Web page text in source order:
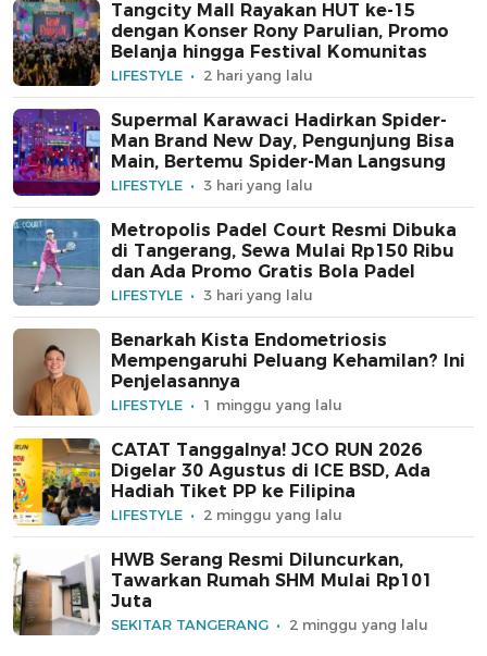
Tangcity Mall Rayakan HUT ke-15
dengan Konser Rony Parulian, Promo
Belanja hingga Festival Komunitas
LIFESTYLE 2 hari yang lalu
Supermal Karawaci Hadirkan Spider-
Man Brand New Day, Pengunjung Bisa
Main, Bertemu Spider-Man Langsung
LIFESTYLE 3 hari yang lalu
Metropolis Padel Court Resmi Dibuka
di Tangerang, Sewa Mulai Rp150 Ribu
dan Ada Promo Gratis Bola Padel
LIFESTYLE 3 hari yang lalu
Benarkah Kista Endometriosis
Mempengaruhi Peluang Kehamilan? Ini
Penjelasannya
LIFESTYLE 1 minggu yang lalu
CATAT Tanggalnya! JCO RUN 2026
Digelar 30 Agustus di ICE BSD, Ada
Hadiah Tiket PP ke Filipina
LIFESTYLE 2 minggu yang lalu
HWB Serang Resmi Diluncurkan,
Tawarkan Rumah SHM Mulai Rp101
Juta
SEKITAR TANGERANG 2 minggu yang lalu